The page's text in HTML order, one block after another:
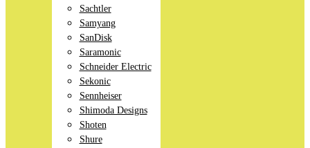
Sachtler
Samyang
SanDisk
Saramonic
Schneider Electric
Sekonic
Sennheiser
Shimoda Designs
Shoten
Shure